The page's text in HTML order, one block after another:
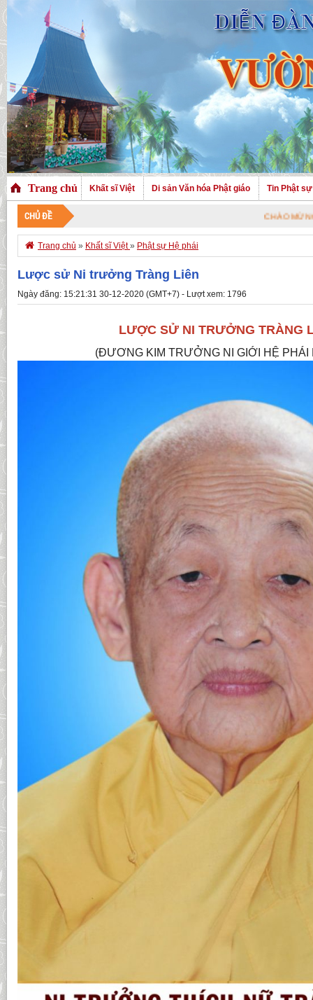
Trang chủ Khất sĩ Việt Di sản Văn hóa Phật giáo Tin Phật sự
CHỦ ĐỀ CHÀO MỪNG QUÝ VỊ
 Trang chủ » Khất sĩ Việt» Phật sự Hệ phái
Lược sử Ni trưởng Tràng Liên
Ngày đăng: 15:21:31 30-12-2020 (GMT+7) - Lượt xem: 1796
LƯỢC SỬ NI TRƯỞNG TRÀNG
(ĐƯƠNG KIM TRƯỞNG NI GIỚI HỆ PHÁI